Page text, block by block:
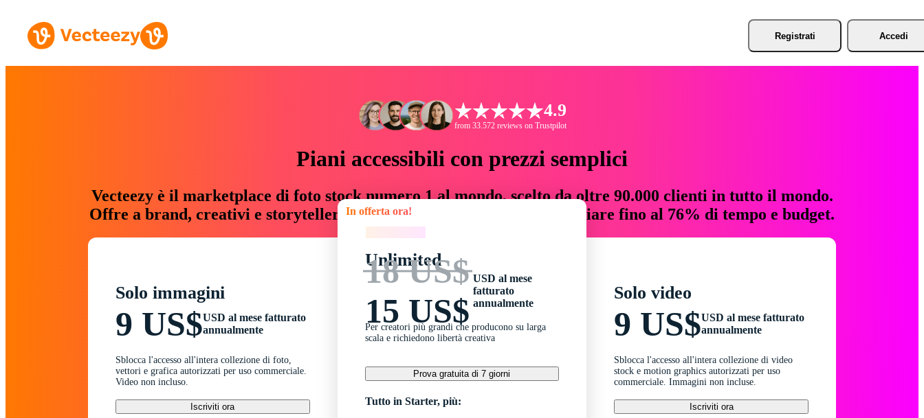
Registrati Accedi
4.9
from 33.572 reviews on Trustpilot
Piani accessibili con prezzi semplici
Vecteezy è il marketplace di foto stock numero 1 al mondo, scelto da oltre 90.000 clienti in tutto il mondo.
Offre a brand, creativi e storyteller risorse creative che fanno risparmiare fino al 76% di tempo e budget.
Solo immagini
9 US$USD al mese fatturato
annualmente
Sblocca l'accesso all'intera collezione di foto,
vettori e grafica autorizzati per uso commerciale.
Video non incluso.
Iscriviti ora
In offerta ora!
Unlimited
18 US$
15 US$
USD al mese
fatturato
annualmente
Per creatori più grandi che producono su larga
scala e richiedono libertà creativa
Prova gratuita di 7 giorni
Tutto in Starter, più:
Solo video
9 US$USD al mese fatturato
annualmente
Sblocca l'accesso all'intera collezione di video
stock e motion graphics autorizzati per uso
commerciale. Immagini non incluse.
Iscriviti ora